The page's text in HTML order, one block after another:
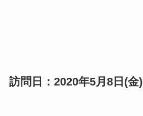
訪問日：2020年5月8日(金)